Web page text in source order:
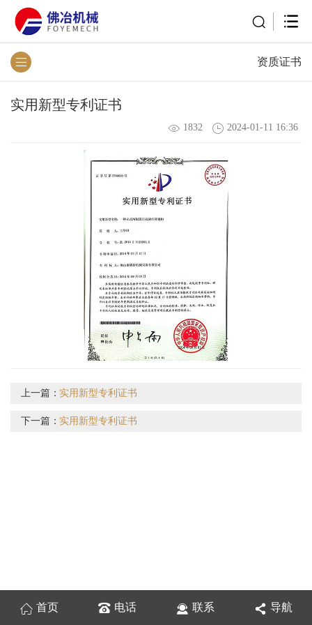
资质证书
实用新型专利证书
1832 2024-01-11 16:36
上一篇： 实用新型专利证书
下一篇： 实用新型专利证书
首页 电话 联系 导航